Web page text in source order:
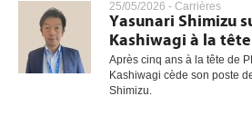
25/05/2026 - Carrières
Yasunari Shimizu
Kashiwagi à la tête
Après cinq ans à la tête de
Kashiwagi cède son poste
Shimizu.